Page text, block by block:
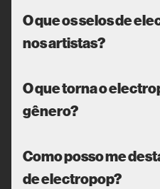
O que os selos de
nos artistas?
O que torna o
gênero?
Como posso me
de electropop?